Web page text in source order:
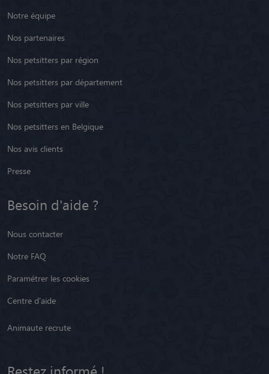
Notre équipe
Nos partenaires
Nos petsitters par région
Nos petsitters par département
Nos petsitters par ville
Nos petsitters en Belgique
Nos avis clients
Presse
Besoin d'aide ?
Nous contacter
Notre FAQ
Paramétrer les cookies
Centre d'aide
Animaute recrute